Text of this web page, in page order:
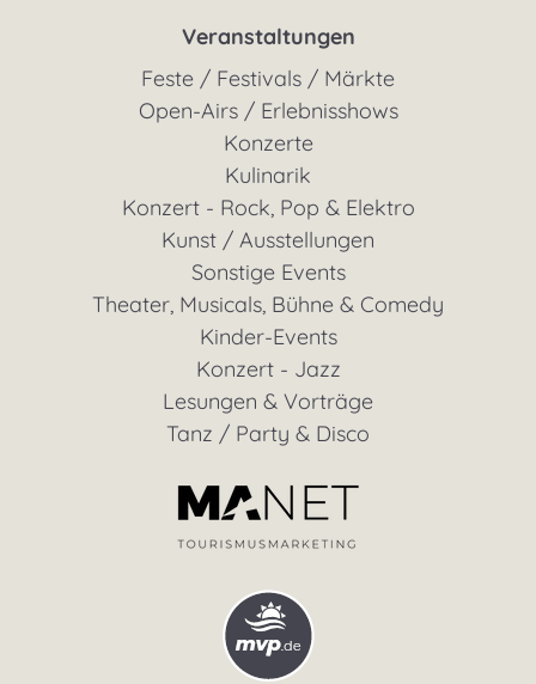
Veranstaltungen
Feste / Festivals / Märkte
Open-Airs / Erlebnisshows
Konzerte
Kulinarik
Konzert - Rock, Pop & Elektro
Kunst / Ausstellungen
Sonstige Events
Theater, Musicals, Bühne & Comedy
Kinder-Events
Konzert - Jazz
Lesungen & Vorträge
Tanz / Party & Disco